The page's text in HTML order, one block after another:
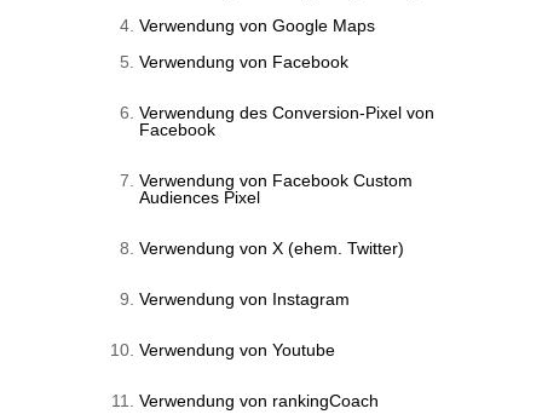
Verwendung von Google Maps
Verwendung von Facebook
Verwendung des Conversion-Pixel von
Facebook
Verwendung von Facebook Custom
Audiences Pixel
Verwendung von X (ehem. Twitter)
Verwendung von Instagram
Verwendung von Youtube
Verwendung von rankingCoach